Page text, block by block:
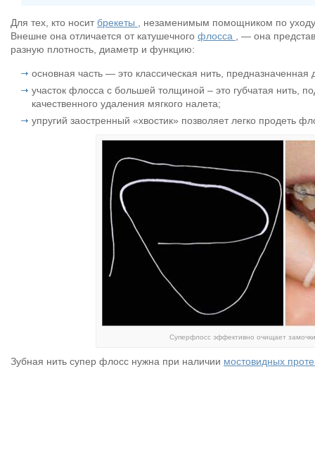
Для тех, кто носитбрекеты , незаменимым помощником по уходу
Внешне она отличается от катушечного флосса , — она
разную плотность, диаметр и функцию:
основная часть — это классическая нить, предназначенная
участок флосса с большей толщиной – это губчатая нить,
качественного удаления мягкого налета;
упругий заостренный «хвостик» позволяет легко продеть
Суперфлосс эффективно очищает
Зубная нить супер флосс нужна при наличии мостовидных